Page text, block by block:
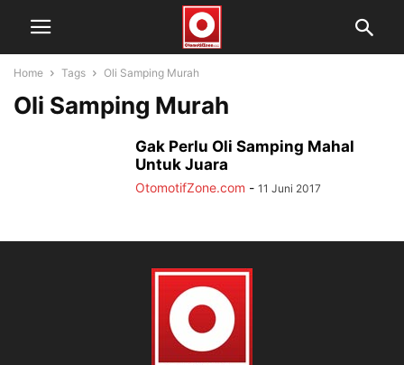
Home Tags Oli Samping Murah
Oli Samping Murah
Gak Perlu Oli Samping Mahal
Untuk Juara
OtomotifZone.com - 11 Juni 2017